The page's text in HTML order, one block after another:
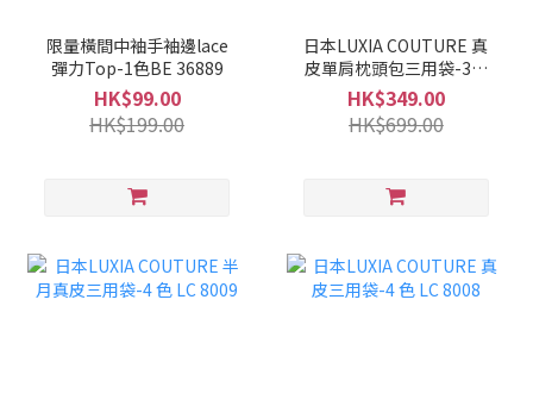
限量橫間中袖手袖邊lace
彈力Top-1色BE 36889
HK$99.00
HK$199.00
日本LUXIA COUTURE 真
皮單肩枕頭包三用袋-3色
LC 8010
HK$349.00
HK$699.00